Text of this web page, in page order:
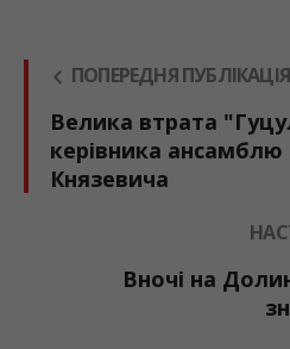
ПОПЕРЕДНЯ ПУБЛІКАЦІЯ
Велика втрата
керівника ансамблю
Князевича
Вночі на